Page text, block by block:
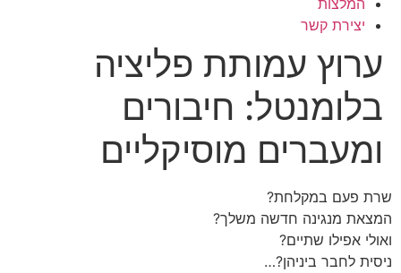
המלצות
יצירת קשר
ערוץ עמותת פליציה
בלומנטל: חיבורים
ומעברים מוסיקליים
שרת פעם במקלחת?
המצאת מנגינה חדשה משלך?
ואולי אפילו שתיים?
ניסית לחבר ביניהן?…